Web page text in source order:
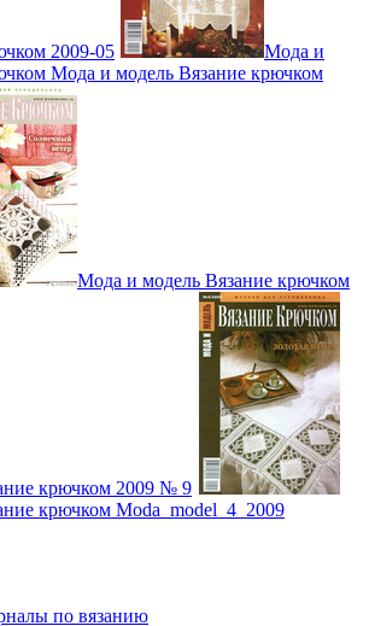
2009-05
Мода и
Мода и модель Вязание крючком
Мода и модель Вязание крючком
крючком 2009 № 9
крючком Moda_model_4_2009
по вязанию